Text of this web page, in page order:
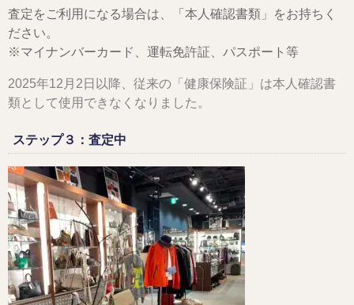
査定をご利用になる場合は、「本人確認書類」をお持ちく
ださい。
※マイナンバーカード、運転免許証、パスポート等
2025年12月2日以降、従来の「健康保険証」は本人確認書
類として使用できなくなりました。
ステップ３：査定中